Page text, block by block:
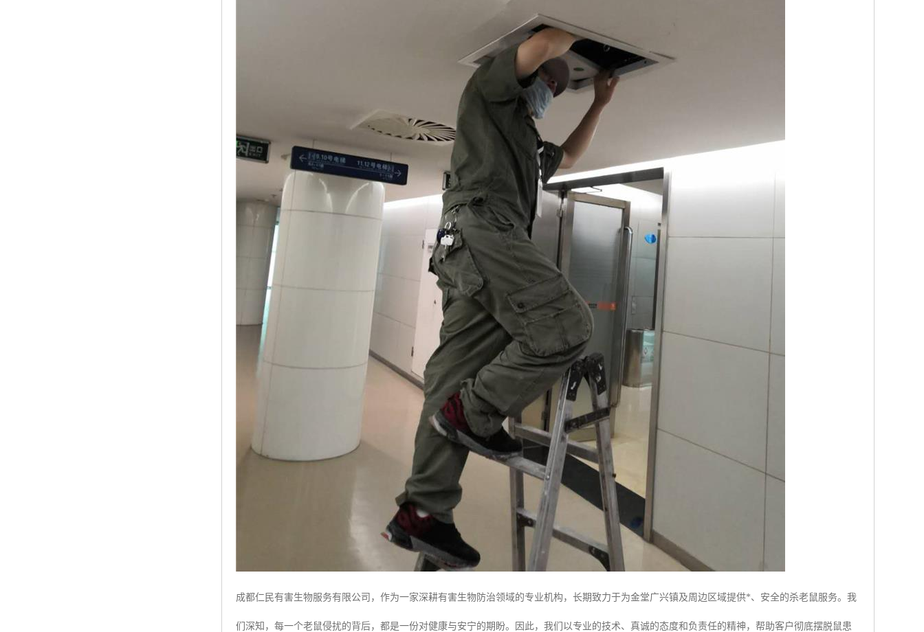
成都仁民有害生物服务有限公司，作为一家深耕有害生物防治领域的专业机构，长期致力于为金堂广兴镇及周边区域提供*、安全的杀老鼠服务。我
们深知，每一个老鼠侵扰的背后，都是一份对健康与安宁的期盼。因此，我们以专业的技术、真诚的态度和负责任的精神，帮助客户彻底摆脱鼠患